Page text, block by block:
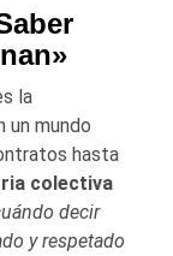
la
un mundo
hasta
colectiva
decir
y respetado